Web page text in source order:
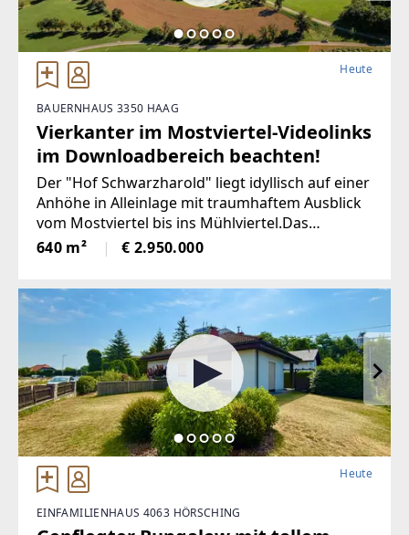
Heute
BAUERNHAUS 3350 HAAG
Vierkanter im Mostviertel-Videolinks
im Downloadbereich beachten!
Der "Hof Schwarzharold" liegt idyllisch auf einer
Anhöhe in Alleinlage mit traumhaftem Ausblick
vom Mostviertel bis ins Mühlviertel.Das
Grundstück ist arrondiert und umfasst
640 m² € 2.950.000
Heute
EINFAMILIENHAUS 4063 HÖRSCHING